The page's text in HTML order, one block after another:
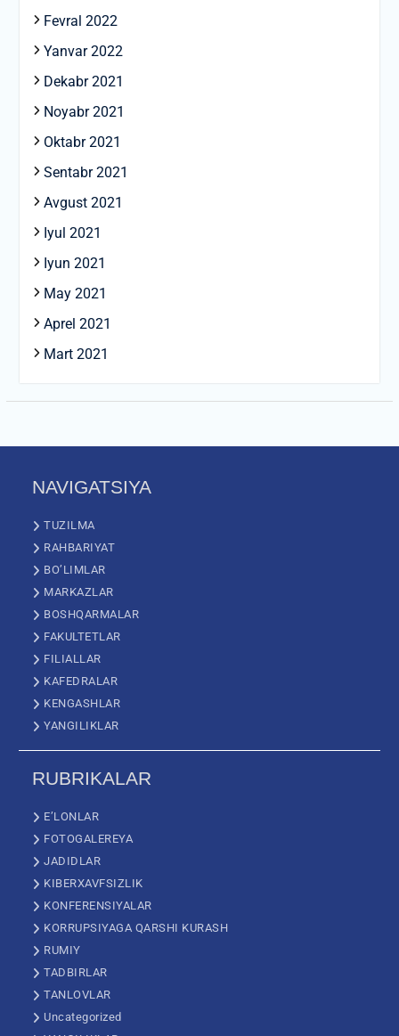
Fevral 2022
Yanvar 2022
Dekabr 2021
Noyabr 2021
Oktabr 2021
Sentabr 2021
Avgust 2021
Iyul 2021
Iyun 2021
May 2021
Aprel 2021
Mart 2021
NAVIGATSIYA
TUZILMA
RAHBARIYAT
BO’LIMLAR
MARKAZLAR
BOSHQARMALAR
FAKULTETLAR
FILIALLAR
KAFEDRALAR
KENGASHLAR
YANGILIKLAR
RUBRIKALAR
E’LONLAR
FOTOGALEREYA
JADIDLAR
KIBERXAVFSIZLIK
KONFERENSIYALAR
KORRUPSIYAGA QARSHI KURASH
RUMIY
TADBIRLAR
TANLOVLAR
Uncategorized